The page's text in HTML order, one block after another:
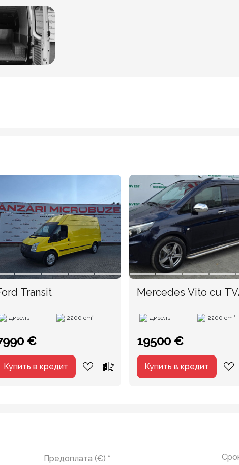
Transit
Дизель 2200 cm³
€
Купить в кредит
Mercedes Vito cu
Дизель 2200 cm³
19500 €
Купить в кредит
Предоплата (€) *